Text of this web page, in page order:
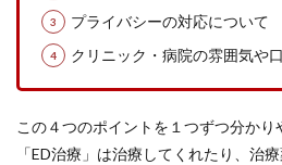
プライバシーの対応について
クリニック・病院の雰囲気や
この４つのポイントを１つずつ分かり
「ED治療」は治療してくれたり、治